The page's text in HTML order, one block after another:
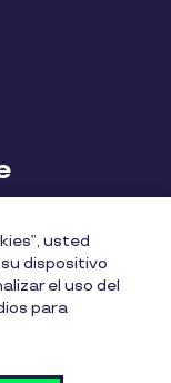
nosotros
de uso
usted
dispositivo
el uso del
para